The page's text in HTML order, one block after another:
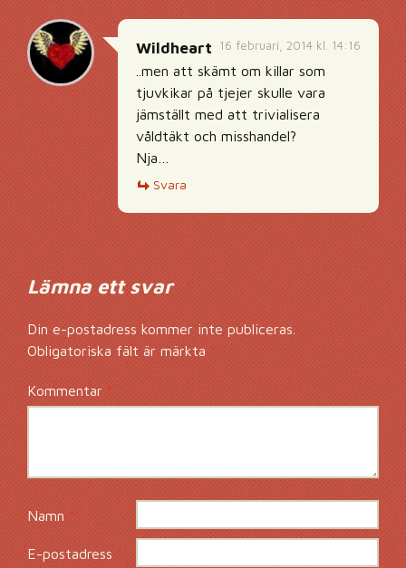
16 februari, 2014 kl. 14:16
Wildheart
..men att skämt om killar som
tjuvkikar på tjejer skulle vara
jämställt med att trivialisera
våldtäkt och misshandel?
Nja…
Svara
Lämna ett svar
Din e-postadress kommer inte publiceras.
Obligatoriska fält är märkta*
Kommentar*
Namn*
E-postadress *